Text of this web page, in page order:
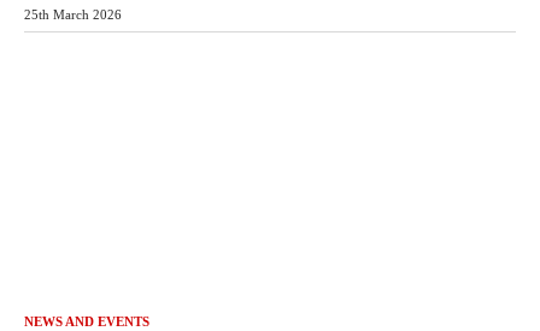
25th March 2026
NEWS AND EVENTS